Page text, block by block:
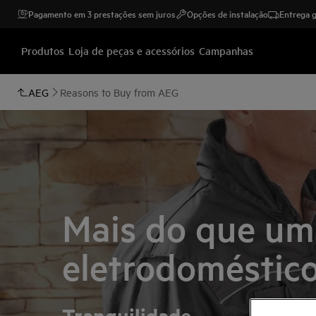
Pagamento em 3 prestações sem juros Opções de instalação Entrega
Produtos Loja de peças e acessórios Campanhas
AEG Reasons to Buy from AEG
Mais do que um